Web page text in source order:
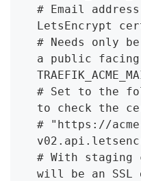
# Email
LetsEncrypt
# Needs only
a public
# Set to the
to check the
# "https://
# With staging
will be an